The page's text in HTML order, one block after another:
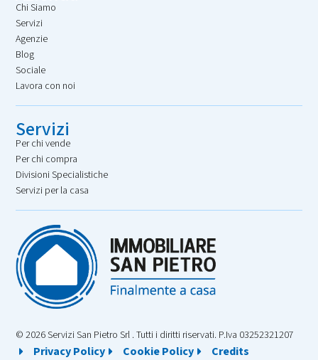
© 2026 Servizi San Pietro Srl . Tutti i diritti riservati. P.Iva 03252321207
Privacy Policy Cookie Policy Credits
Chi Siamo
Servizi
Agenzie
Blog
Sociale
Lavora con noi
Servizi
Per chi vende
Per chi compra
Divisioni Specialistiche
Servizi per la casa